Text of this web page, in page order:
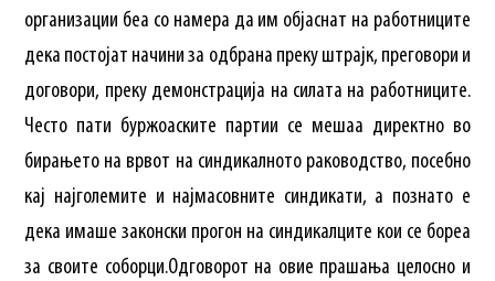
организации беа со намера да им објаснат на работниците
дека постојат начини за одбрана преку штрајк, преговори и
договори, преку демонстрација на силата на работниците.
Често пати буржоаските партии се мешаа директно во
бирањето на врвот на синдикалното раководство, посебно
кај најголемите и најмасовните синдикати, а познато е
дека имаше законски прогон на синдикалците кои се бореа
за своите соборци.Одговорот на овие прашања целосно и